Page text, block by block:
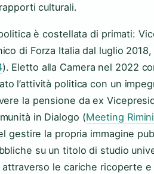
culturali.
è costellata di primati:
di Forza Italia dal luglio
). Eletto alla Camera nel 2022
l’attività politica con un
la pensione da ex
in Dialogo (Meeting
gestire la propria immagine
su un titolo di studio
attraverso le cariche ricoperte e